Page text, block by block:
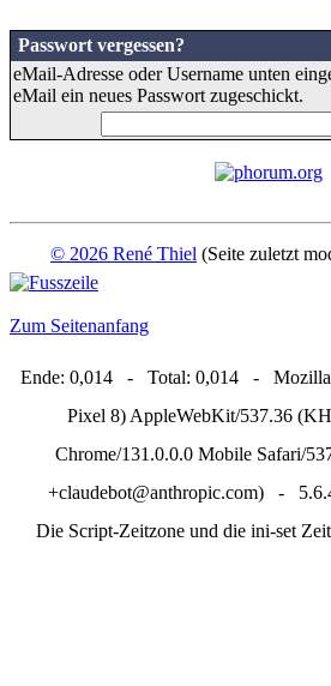
Passwort vergessen?
eMail-Adresse oder Username unten
eMail ein neues Passwort zugeschickt.
© 2026 René Thiel (Seite zuletzt
Zum Seitenanfang
Ende: 0,014 - Total: 0,014 - Mozilla/
Pixel 8) AppleWebKit/537.36
Chrome/131.0.0.0 Mobile Safari/
+claudebot@anthropic.com) -
Die Script-Zeitzone und die ini-set